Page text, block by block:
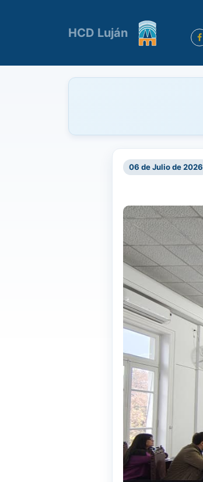
HCD Luján
06 de Julio de 2026